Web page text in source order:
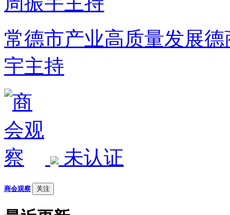
常德市产业高质量发展
宇主持
未认证
商会观察 关注